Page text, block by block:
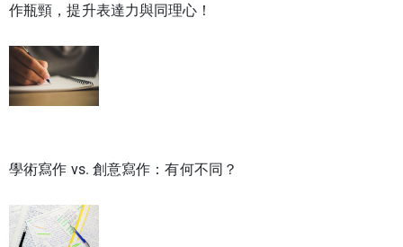
作瓶頸，提升表達力與同理心！
學術寫作 vs. 創意寫作：有何不同？